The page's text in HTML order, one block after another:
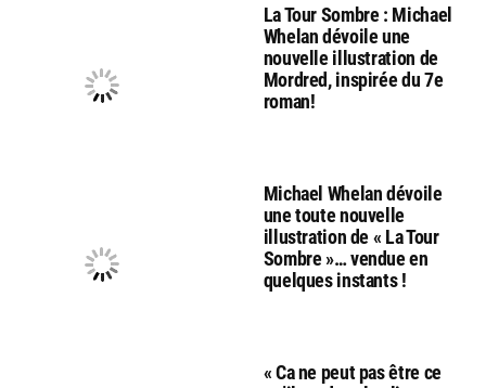
La Tour Sombre : Michael
Whelan dévoile une
nouvelle illustration de
Mordred, inspirée du 7e
roman!
Michael Whelan dévoile
une toute nouvelle
illustration de « La Tour
Sombre »… vendue en
quelques instants !
« Ca ne peut pas être ce